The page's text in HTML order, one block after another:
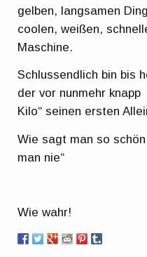
gelben, langsamen
coolen, weißen,
Maschine.
Schlussendlich bin bis
der vor nunmehr
Kilo“ seinen ersten
Wie sagt man so
man nie“
Wie wahr!